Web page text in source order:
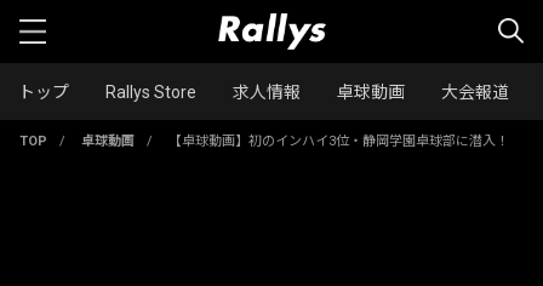
トップ Rallys Store 求人情報 卓球動画 大会報道
TOP / 卓球動画 / 【卓球動画】初のインハイ3位・静岡学園卓球部に潜入！